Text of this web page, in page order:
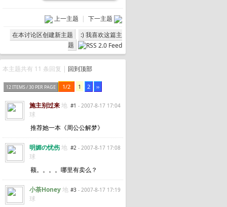
上一主题 | 下一主题
在本讨论区创建新主题
:) 我喜欢这篇主
题
本主题共有 11 条回复 | 回到顶部
12 ITEMS / 30 PER PAGE 1/2 1 2 ››
#1 - 2007-8-17 17:04
施主别过来地
球
推荐她一本《周公公解梦》
#2 - 2007-8-17 17:08
明媚の忧伤地
球
额。。。。哪里有卖么？
#3 - 2007-8-17 17:19
小荼Honey地
球